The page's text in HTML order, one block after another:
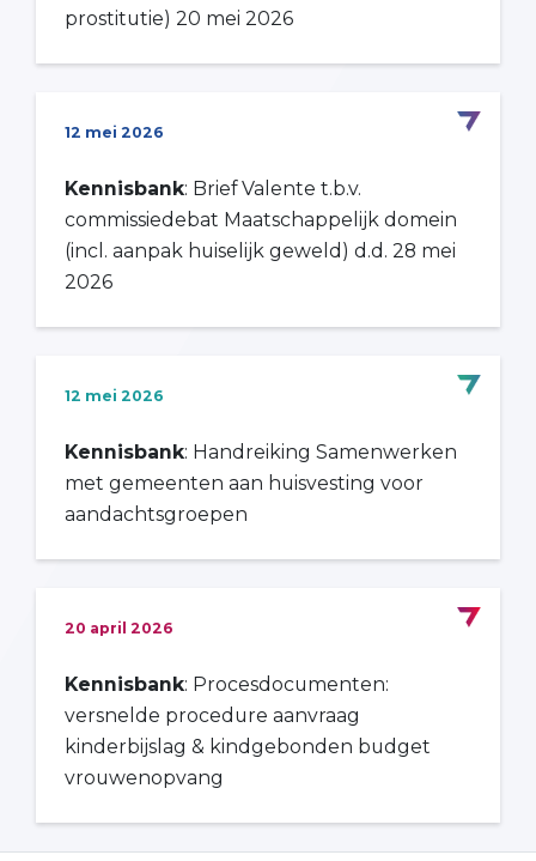
prostitutie) 20 mei 2026
12 mei 2026
Kennisbank: Brief Valente t.b.v.
commissiedebat Maatschappelijk domein
(incl. aanpak huiselijk geweld) d.d. 28 mei
2026
12 mei 2026
Kennisbank: Handreiking Samenwerken
met gemeenten aan huisvesting voor
aandachtsgroepen
20 april 2026
Kennisbank: Procesdocumenten:
versnelde procedure aanvraag
kinderbijslag & kindgebonden budget
vrouwenopvang